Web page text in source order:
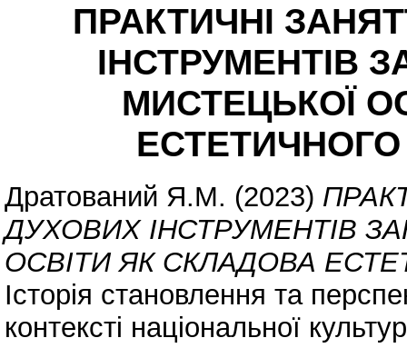
ПРАКТИЧНІ
ІНСТРУМЕНТІВ
МИСТЕЦЬКОЇ
Дратований Я.М. (2023)
ДУХОВИХ ІНСТРУМЕНТІВ
ОСВІТИ ЯК СКЛАДОВА
Історія становлення та
контексті національної